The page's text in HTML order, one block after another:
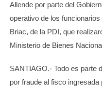
Allende por parte del
operativo de los
Briac, de la PDI, que
Ministerio de Bienes
SANTIAGO.- Todo es parte
por fraude al fisco